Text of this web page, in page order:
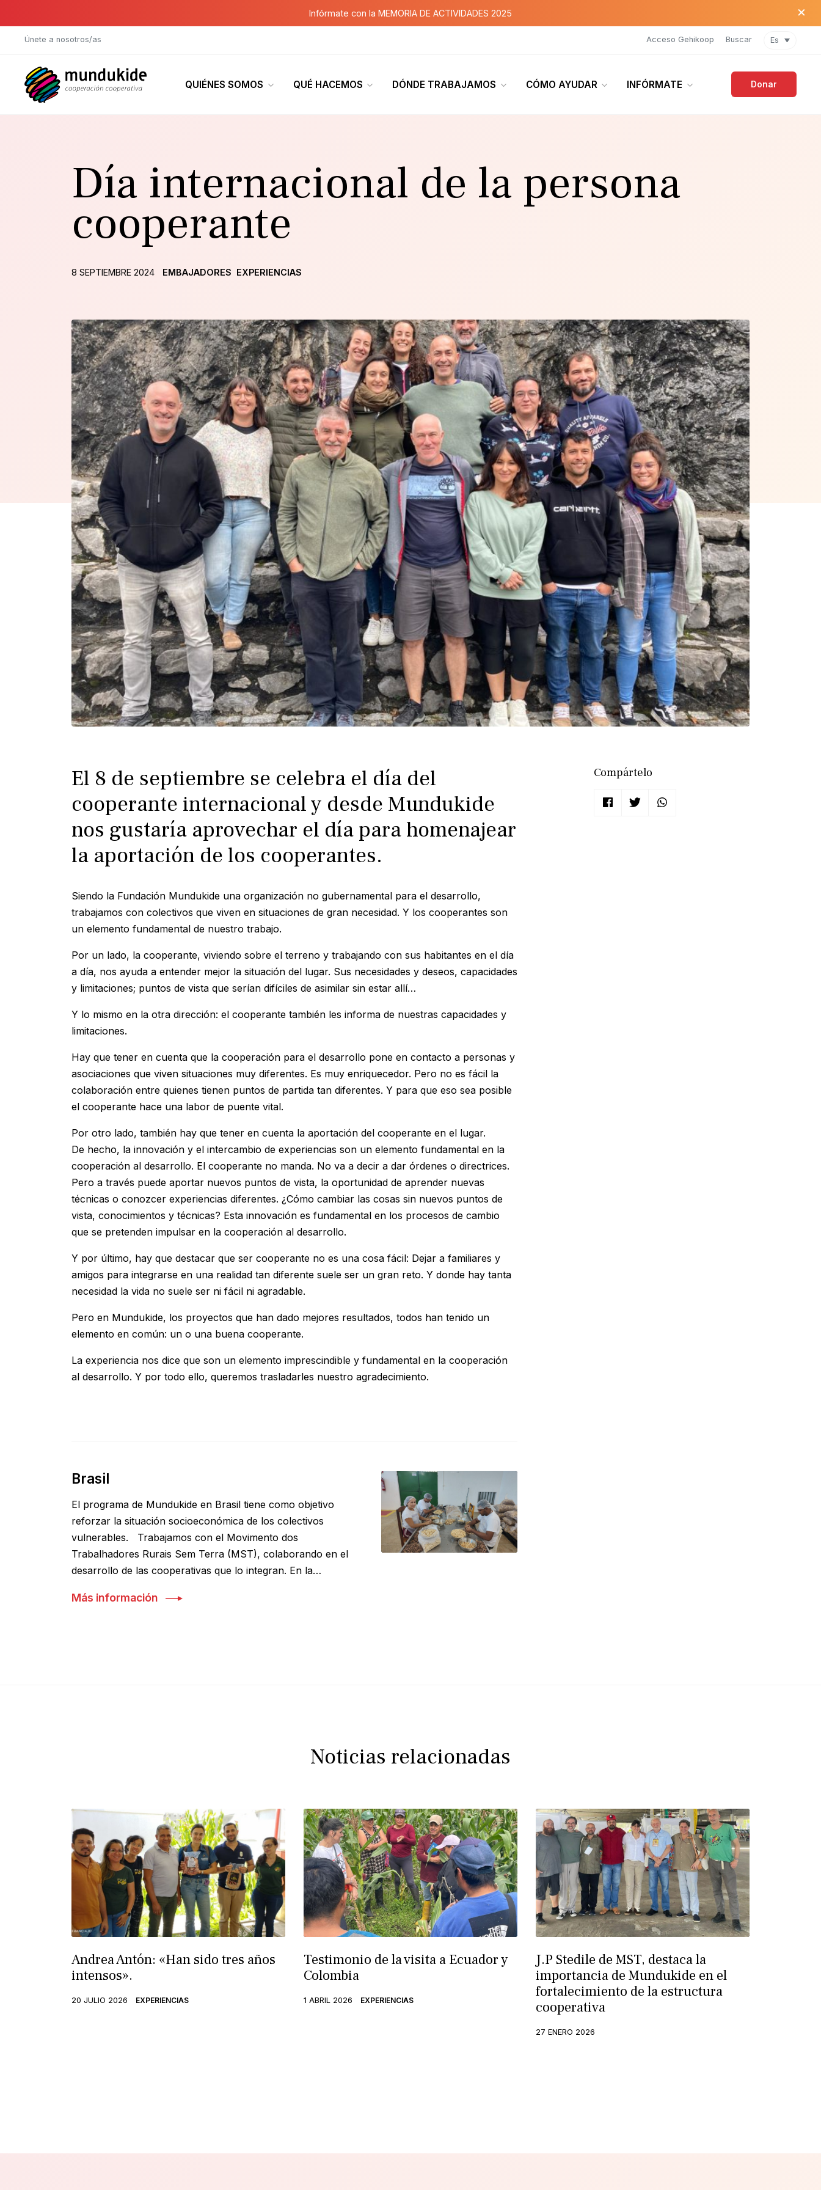
Infórmate con la MEMORIA DE ACTIVIDADES 2025 ×
Donar
QUIÉNES SOMOS QUÉ HACEMOS DÓNDE TRABAJAMOS CÓMO AYUDAR INFÓRMATE
Únete a nosotros/as Acceso Gehikoop Buscar Es
Día internacional de la persona
cooperante
8 SEPTIEMBRE 2024 EMBAJADORES EXPERIENCIAS
El 8 de septiembre se celebra el día del
cooperante internacional y desde Mundukide
nos gustaría aprovechar el día para homenajear
la aportación de los cooperantes.
Siendo la Fundación Mundukide una organización no gubernamental para el desarrollo,
trabajamos con colectivos que viven en situaciones de gran necesidad. Y los cooperantes son
un elemento fundamental de nuestro trabajo.
Por un lado, la cooperante, viviendo sobre el terreno y trabajando con sus habitantes en el día
a día, nos ayuda a entender mejor la situación del lugar. Sus necesidades y deseos, capacidades
y limitaciones; puntos de vista que serían difíciles de asimilar sin estar allí…
Y lo mismo en la otra dirección: el cooperante también les informa de nuestras capacidades y
limitaciones.
Hay que tener en cuenta que la cooperación para el desarrollo pone en contacto a personas y
asociaciones que viven situaciones muy diferentes. Es muy enriquecedor. Pero no es fácil la
colaboración entre quienes tienen puntos de partida tan diferentes. Y para que eso sea posible
el cooperante hace una labor de puente vital.
Por otro lado, también hay que tener en cuenta la aportación del cooperante en el lugar.
De hecho, la innovación y el intercambio de experiencias son un elemento fundamental en la
cooperación al desarrollo. El cooperante no manda. No va a decir a dar órdenes o directrices.
Pero a través puede aportar nuevos puntos de vista, la oportunidad de aprender nuevas
técnicas o conozcer experiencias diferentes. ¿Cómo cambiar las cosas sin nuevos puntos de
vista, conocimientos y técnicas? Esta innovación es fundamental en los procesos de cambio
que se pretenden impulsar en la cooperación al desarrollo.
Y por último, hay que destacar que ser cooperante no es una cosa fácil: Dejar a familiares y
amigos para integrarse en una realidad tan diferente suele ser un gran reto. Y donde hay tanta
necesidad la vida no suele ser ni fácil ni agradable.
Pero en Mundukide, los proyectos que han dado mejores resultados, todos han tenido un
elemento en común: un o una buena cooperante.
La experiencia nos dice que son un elemento imprescindible y fundamental en la cooperación
al desarrollo. Y por todo ello, queremos trasladarles nuestro agradecimiento.
Brasil
El programa de Mundukide en Brasil tiene como objetivo
reforzar la situación socioeconómica de los colectivos
vulnerables. Trabajamos con el Movimento dos
Trabalhadores Rurais Sem Terra (MST), colaborando en el
desarrollo de las cooperativas que lo integran. En la…
Más información
Compártelo
Noticias relacionadas
Andrea Antón: «Han sido tres años
intensos».
20 JULIO 2026 EXPERIENCIAS
Testimonio de la visita a Ecuador y
Colombia
1 ABRIL 2026 EXPERIENCIAS
J.P Stedile de MST, destaca la
importancia de Mundukide en el
fortalecimiento de la estructura
cooperativa
27 ENERO 2026